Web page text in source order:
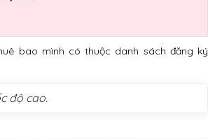
bao mình có thuộc danh sách đăng ký
độ cao.